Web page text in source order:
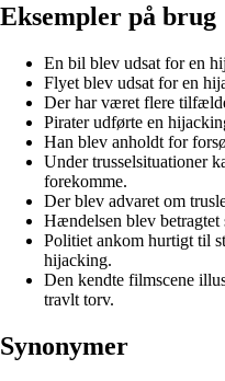
Eksempler på brug
En bil blev udsat for en
Flyet blev udsat for en
Der har været flere
Pirater udførte en
Han blev anholdt for
Under trusselsituationer
forekomme.
Der blev advaret om
Hændelsen blev
Politiet ankom hurtigt til
hijacking.
Den kendte filmscene
travlt torv.
Synonymer